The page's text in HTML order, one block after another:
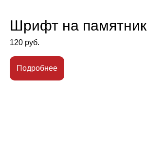
Шрифт на
120 руб.
Подробнее